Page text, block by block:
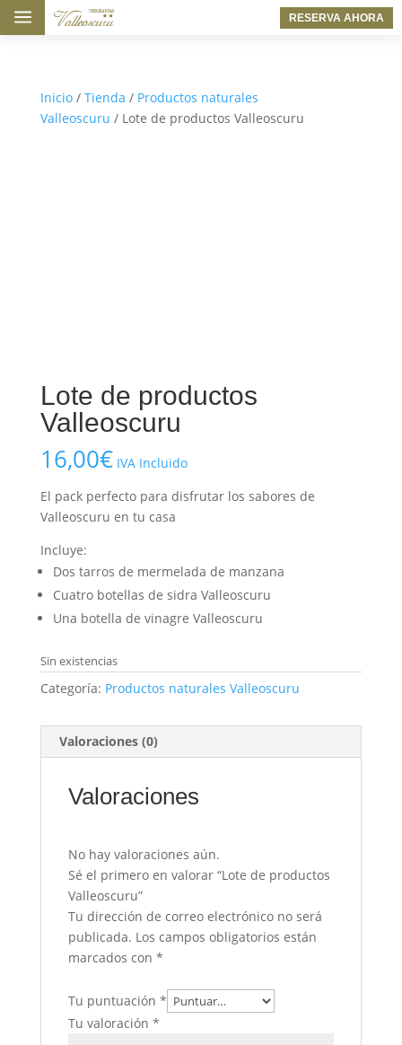
a RESERVA AHORA
Inicio/ Tienda / Productos naturales
Valleoscuru / Lote de productos Valleoscuru
Lote de productos
Valleoscuru
16,00€ IVA Incluido
El pack perfecto para disfrutar los sabores de
Valleoscuru en tu casa
Incluye:
Dos tarros de mermelada de manzana
Cuatro botellas de sidra Valleoscuru
Una botella de vinagre Valleoscuru
Sin existencias
Categoría: Productos naturales Valleoscuru
Valoraciones (0)
Valoraciones
No hay valoraciones aún.
Sé el primero en valorar “Lote de productos
Valleoscuru”
Tu dirección de correo electrónico no será
publicada. Los campos obligatorios están
marcados con *
Tu puntuación *
Tu valoración *